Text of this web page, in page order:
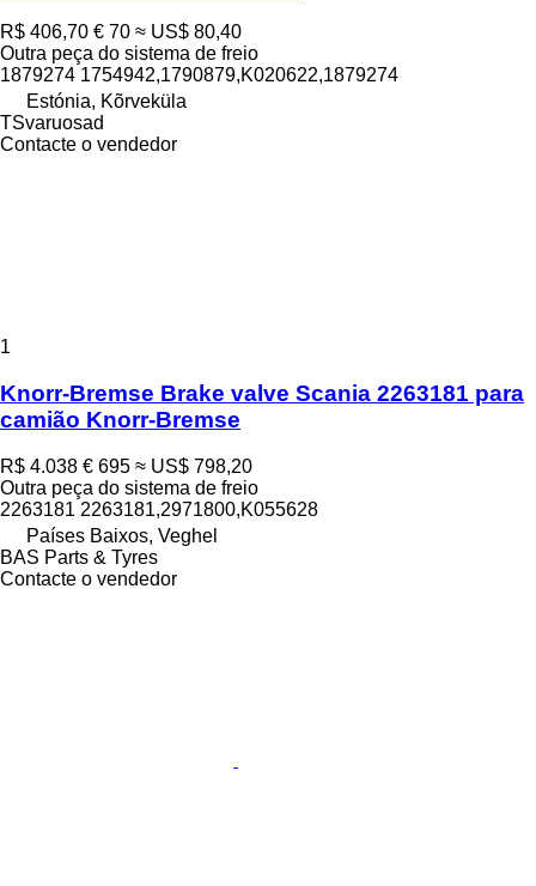
R$ 406,70 € 70 ≈ US$ 80,40
Outra peça do sistema de freio
1879274 1754942,1790879,K020622,1879274
Estónia, Kõrveküla
TSvaruosad
Contacte o vendedor
1
Knorr-Bremse Brake valve Scania 2263181 para
camião Knorr-Bremse
R$ 4.038 € 695 ≈ US$ 798,20
Outra peça do sistema de freio
2263181 2263181,2971800,K055628
Países Baixos, Veghel
BAS Parts & Tyres
Contacte o vendedor